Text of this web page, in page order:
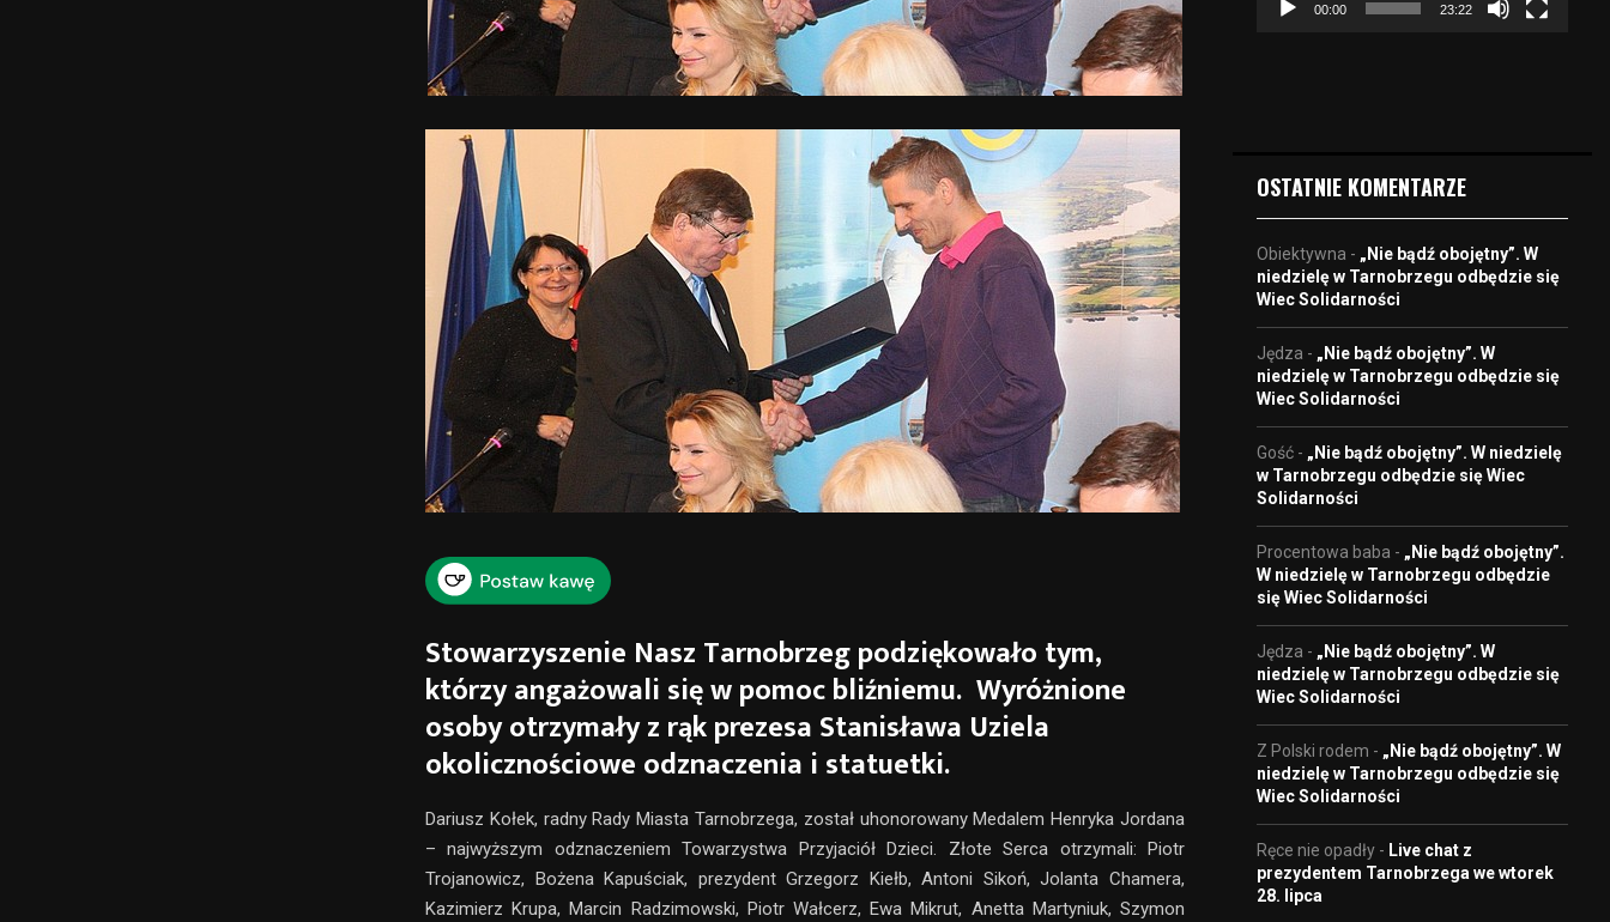
Stowarzyszenie Nasz Tarnobrzeg podziękowało tym,
którzy angażowali się w pomoc bliźniemu. Wyróżnione
osoby otrzymały z rąk prezesa Stanisława Uziela
okolicznościowe odznaczenia i statuetki.
Dariusz Kołek, radny Rady Miasta Tarnobrzega, został uhonorowany Medalem Henryka Jordana
– najwyższym odznaczeniem Towarzystwa Przyjaciół Dzieci. Złote Serca otrzymali: Piotr
Trojanowicz, Bożena Kapuściak, prezydent Grzegorz Kiełb, Antoni Sikoń, Jolanta Chamera,
Kazimierz Krupa, Marcin Radzimowski, Piotr Wałcerz, Ewa Mikrut, Anetta Martyniuk, Szymon
e
o
00:00 23:22
OSTATNIE KOMENTARZE
Obiektywna - „Nie bądź obojętny”. W
niedzielę w Tarnobrzegu odbędzie się
Wiec Solidarności
Jędza - „Nie bądź obojętny”. W
niedzielę w Tarnobrzegu odbędzie się
Wiec Solidarności
Gość - „Nie bądź obojętny”. W niedzielę
w Tarnobrzegu odbędzie się Wiec
Solidarności
Procentowa baba - „Nie bądź obojętny”.
W niedzielę w Tarnobrzegu odbędzie
się Wiec Solidarności
Jędza - „Nie bądź obojętny”. W
niedzielę w Tarnobrzegu odbędzie się
Wiec Solidarności
Z Polski rodem - „Nie bądź obojętny”. W
niedzielę w Tarnobrzegu odbędzie się
Wiec Solidarności
Ręce nie opadły - Live chat z
prezydentem Tarnobrzega we wtorek
28. lipca